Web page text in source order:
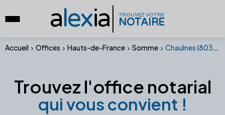
alexia TROUVEZ VOTRE
NOTAIRE
Accueil Offices Hauts-de-France Somme Chaulnes (80320)
Trouvez l'office notarial
qui vous convient !